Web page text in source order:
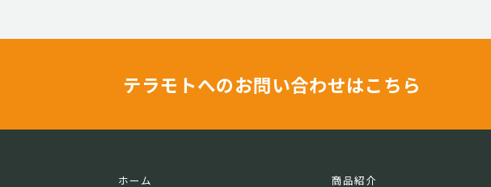
テラモトへのお問い合わせはこちら
ホーム 商品紹介